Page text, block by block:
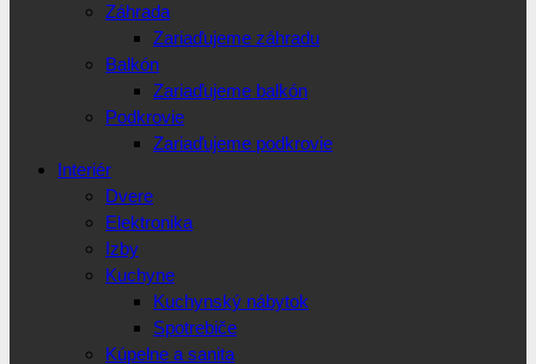
Záhrada
Zariaďujeme záhradu
Balkón
Zariaďujeme balkón
Podkrovie
Zariaďujeme podkrovie
Interiér
Dvere
Elektronika
Izby
Kuchyne
Kuchynský nábytok
Spotrebiče
Kúpelne a sanita